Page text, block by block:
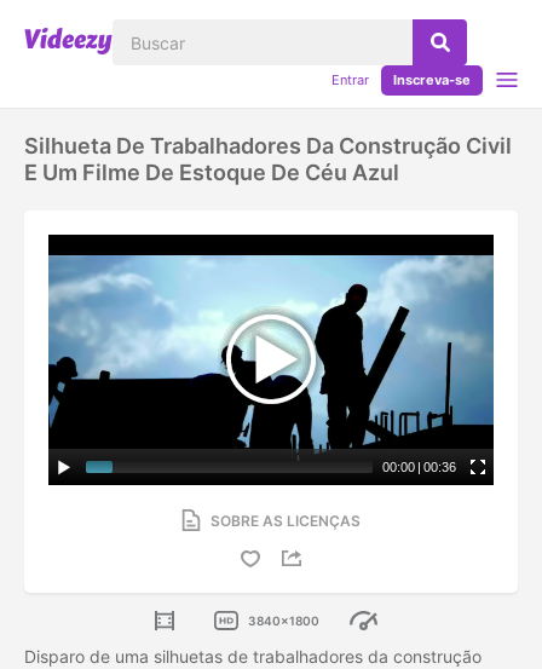
Entrar Inscreva-se
Silhueta De Trabalhadores Da Construção Civil
E Um Filme De Estoque De Céu Azul
00:00 | 00:36
SOBRE AS LICENÇAS
3840x1800
Disparo de uma silhuetas de trabalhadores da construção